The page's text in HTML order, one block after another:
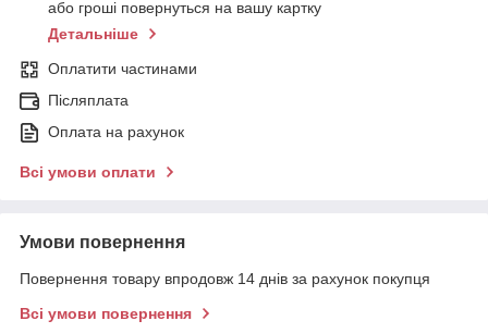
або гроші повернуться на вашу картку
Детальніше
Оплатити частинами
Післяплата
Оплата на рахунок
Всі умови оплати
Умови повернення
Повернення товару впродовж 14 днів за рахунок покупця
Всі умови повернення